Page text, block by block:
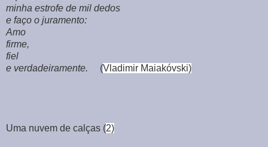
minha estrofe de mil dedos
e faço o juramento:
Amo
firme,
fiel
e verdadeiramente. (Vladimir Maiakóvski)
Uma nuvem de calças (2)